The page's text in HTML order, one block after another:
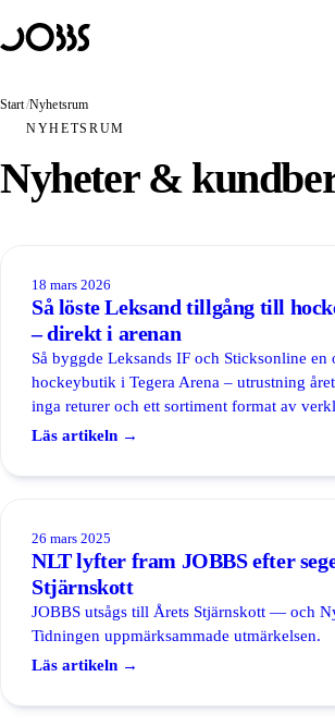
Lösningar
JOBBS Passage
Mobilt passersystem med BankID
ANVÄNDNINGSOMRÅDEN
Obemannad butik
Obemannad handel
Obemannat kafé
Hybridbutik
Självscanning
Digitala prisskyltar
Självbetjäningsbutik
Obemannad entré
Start/Nyhetsrum
NYHETSRUM
Nyheter &
18 mars 2026
Så löste Leksand tillgång till
– direkt i arenan
Så byggde Leksands IF och Sticksonline en
hockeybutik i Tegera Arena – utrustning
inga returer och ett sortiment format av
Läs artikeln →
26 mars 2025
NLT lyfter fram JOBBS efter
Stjärnskott
JOBBS utsågs till Årets Stjärnskott — och
Tidningen uppmärksammade utmärkelsen.
Läs artikeln →